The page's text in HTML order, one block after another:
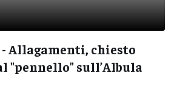
- Allagamenti, chiesto
"pennello" sull’Albula